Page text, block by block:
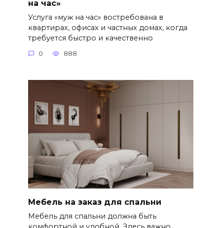
на час»
Услуга «муж на час» востребована в
квартирах, офисах и частных домах, когда
требуется быстро и качественно
0 888
Мебель на заказ для спальни
Мебель для спальни должна быть